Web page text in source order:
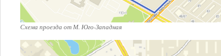
Схема проезда от М. Юго-Западная